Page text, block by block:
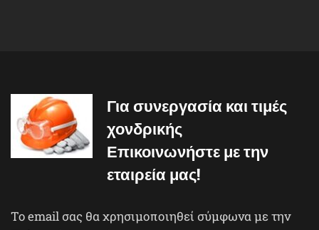
Για συνεργασία και τιμές
χονδρικής
Επικοινωνήστε με την
εταιρεία μας!
To email σας θα χρησιμοποιηθεί σύμφωνα με την